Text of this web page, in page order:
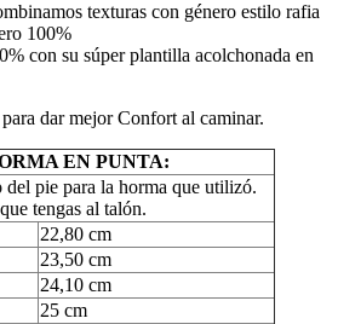
texturas con género estilo rafia
100%
con su súper plantilla acolchonada en
dar mejor Confort al caminar.
EN PUNTA:
pie para la horma que utilizó.
tengas al talón.
22,80 cm
23,50 cm
24,10 cm
25 cm